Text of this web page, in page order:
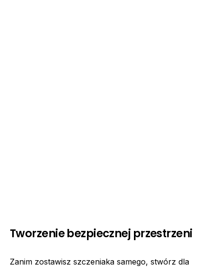
Tworzenie bezpiecznej przestrzeni
Zanim zostawisz szczeniaka samego, stwórz dla